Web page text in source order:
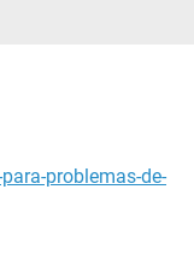
problemas-de-